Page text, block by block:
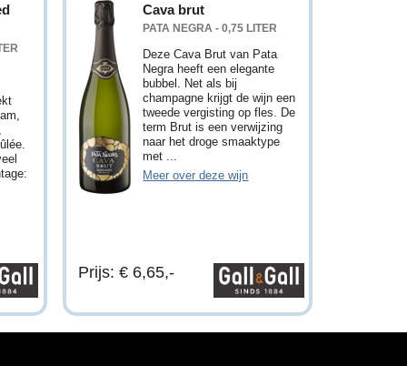
Cava brut
PATA NEGRA - 0,75 LITER
Deze Cava Brut van Pata
Negra heeft een elegante
bubbel. Net als bij
champagne krijgt de wijn een
tweede vergisting op fles. De
term Brut is een verwijzing
naar het droge smaaktype
met ...
Meer over deze wijn
Prijs: € 6,65,-